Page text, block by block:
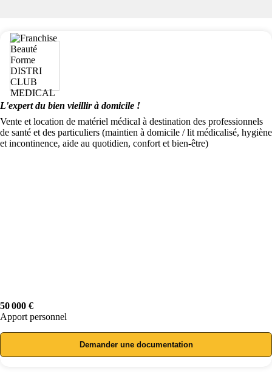
L'expert du bien vieillir à domicile !
Vente et location de matériel médical à destination des professionnels
de santé et des particuliers (maintien à domicile / lit médicalisé, hygiène
et incontinence, aide au quotidien, confort et bien-être)
50 000 €
Apport personnel
Demander une documentation